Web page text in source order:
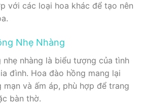
với các loại hoa khác để tạo nên
Nhẹ Nhàng
nhẹ nhàng là biểu tượng của tình
đình. Hoa đào hồng mang lại
mạn và ấm áp, phù hợp để trang
bàn thờ.